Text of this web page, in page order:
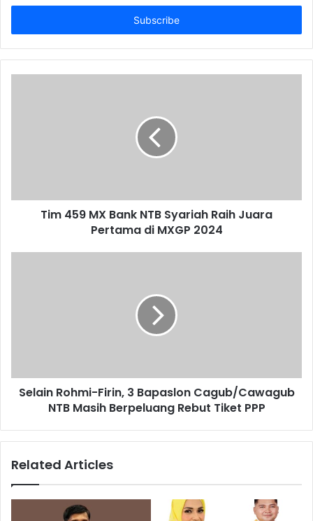
Email
Tim 459 MX Bank NTB Syariah Raih Juara
Pertama di MXGP 2024
Selain Rohmi-Firin, 3 Bapaslon Cagub/Cawagub
NTB Masih Berpeluang Rebut Tiket PPP
Related Articles